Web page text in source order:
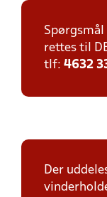
rettes til
tlf: 4632
Der